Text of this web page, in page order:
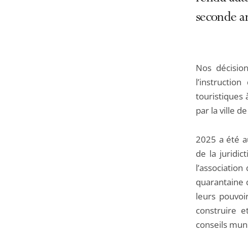
seconde
Nos
touristiques
par la ville
2025 a été
de la
quarantaine
leurs
construire
conseils